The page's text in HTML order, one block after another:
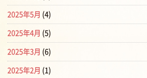
2025年5月 (4)
2025年4月 (5)
2025年3月 (6)
2025年2月 (1)